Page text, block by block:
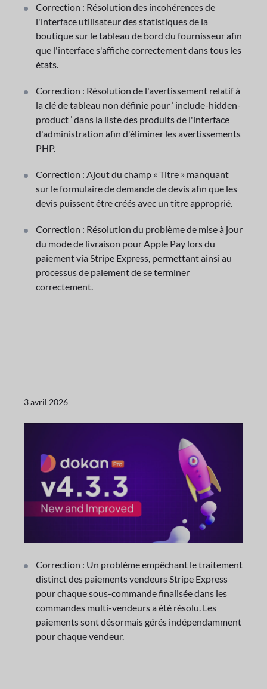
Correction : Résolution des incohérences de
l'interface utilisateur des statistiques de la
boutique sur le tableau de bord du fournisseur afin
que l'interface s'affiche correctement dans tous les
états.
Correction : Résolution de l'avertissement relatif à
la clé de tableau non définie pour ‘ include-hidden-
product ’ dans la liste des produits de l'interface
d'administration afin d'éliminer les avertissements
PHP.
Correction : Ajout du champ « Titre » manquant
sur le formulaire de demande de devis afin que les
devis puissent être créés avec un titre approprié.
Correction : Résolution du problème de mise à jour
du mode de livraison pour Apple Pay lors du
paiement via Stripe Express, permettant ainsi au
processus de paiement de se terminer
correctement.
3 avril 2026
Correction : Un problème empêchant le traitement
distinct des paiements vendeurs Stripe Express
pour chaque sous-commande finalisée dans les
commandes multi-vendeurs a été résolu. Les
paiements sont désormais gérés indépendamment
pour chaque vendeur.